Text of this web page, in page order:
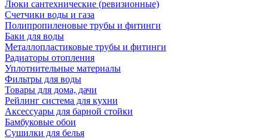
Люки сантехнические (ревизионные)
Счетчики воды и газа
Полипропиленовые трубы и фитинги
Баки для воды
Металлопластиковые трубы и фитинги
Радиаторы отопления
Уплотнительные материалы
Фильтры для воды
Товары для дома, дачи
Рейлинг система для кухни
Аксессуары для барной стойки
Бамбуковые обои
Сушилки для белья